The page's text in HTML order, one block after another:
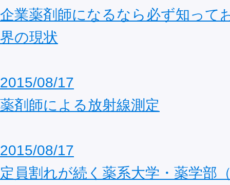
企業薬剤師になるなら必ず知って
界の現状
2015/08/17
薬剤師による放射線測定
2015/08/17
定員割れが続く薬系大学・薬学部